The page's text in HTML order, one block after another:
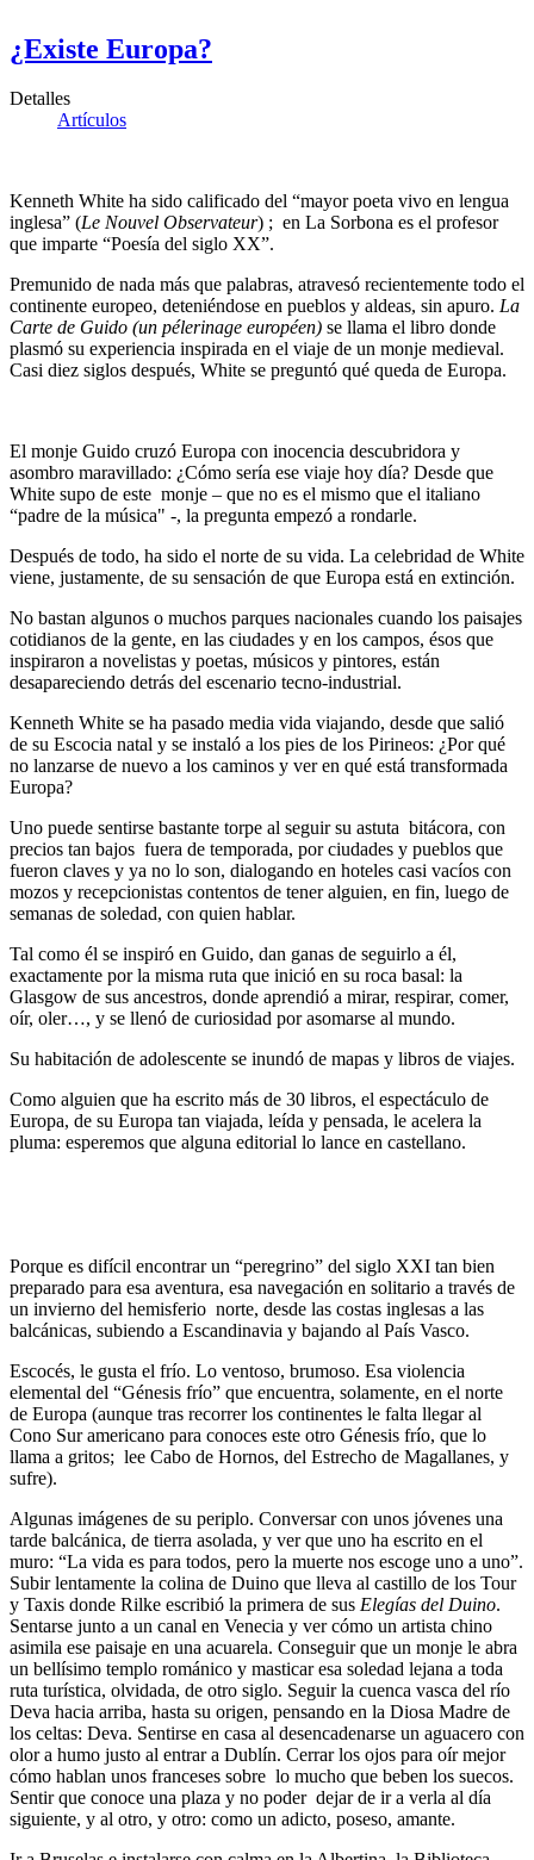
¿Existe Europa?
Detalles
Artículos
Kenneth White ha sido calificado del “mayor poeta vivo en lengua
inglesa” (Le Nouvel Observateur) ; en La Sorbona es el profesor
que imparte “Poesía del siglo XX”.
Premunido de nada más que palabras, atravesó recientemente todo el
continente europeo, deteniéndose en pueblos y aldeas, sin apuro. La
Carte de Guido (un pélerinage européen) se llama el libro donde
plasmó su experiencia inspirada en el viaje de un monje medieval.
Casi diez siglos después, White se preguntó qué queda de Europa.
El monje Guido cruzó Europa con inocencia descubridora y
asombro maravillado: ¿Cómo sería ese viaje hoy día? Desde que
White supo de este monje – que no es el mismo que el italiano
“padre de la música" -, la pregunta empezó a rondarle.
Después de todo, ha sido el norte de su vida. La celebridad de White
viene, justamente, de su sensación de que Europa está en extinción.
No bastan algunos o muchos parques nacionales cuando los paisajes
cotidianos de la gente, en las ciudades y en los campos, ésos que
inspiraron a novelistas y poetas, músicos y pintores, están
desapareciendo detrás del escenario tecno-industrial.
Kenneth White se ha pasado media vida viajando, desde que salió
de su Escocia natal y se instaló a los pies de los Pirineos: ¿Por qué
no lanzarse de nuevo a los caminos y ver en qué está transformada
Europa?
Uno puede sentirse bastante torpe al seguir su astuta bitácora, con
precios tan bajos fuera de temporada, por ciudades y pueblos que
fueron claves y ya no lo son, dialogando en hoteles casi vacíos con
mozos y recepcionistas contentos de tener alguien, en fin, luego de
semanas de soledad, con quien hablar.
Tal como él se inspiró en Guido, dan ganas de seguirlo a él,
exactamente por la misma ruta que inició en su roca basal: la
Glasgow de sus ancestros, donde aprendió a mirar, respirar, comer,
oír, oler…, y se llenó de curiosidad por asomarse al mundo.
Su habitación de adolescente se inundó de mapas y libros de viajes.
Como alguien que ha escrito más de 30 libros, el espectáculo de
Europa, de su Europa tan viajada, leída y pensada, le acelera la
pluma: esperemos que alguna editorial lo lance en castellano.
Porque es difícil encontrar un “peregrino” del siglo XXI tan bien
preparado para esa aventura, esa navegación en solitario a través de
un invierno del hemisferio norte, desde las costas inglesas a las
balcánicas, subiendo a Escandinavia y bajando al País Vasco.
Escocés, le gusta el frío. Lo ventoso, brumoso. Esa violencia
elemental del “Génesis frío” que encuentra, solamente, en el norte
de Europa (aunque tras recorrer los continentes le falta llegar al
Cono Sur americano para conoces este otro Génesis frío, que lo
llama a gritos; lee Cabo de Hornos, del Estrecho de Magallanes, y
sufre).
Algunas imágenes de su periplo. Conversar con unos jóvenes una
tarde balcánica, de tierra asolada, y ver que uno ha escrito en el
muro: “La vida es para todos, pero la muerte nos escoge uno a uno”.
Subir lentamente la colina de Duino que lleva al castillo de los Tour
y Taxis donde Rilke escribió la primera de sus Elegías del Duino.
Sentarse junto a un canal en Venecia y ver cómo un artista chino
asimila ese paisaje en una acuarela. Conseguir que un monje le abra
un bellísimo templo románico y masticar esa soledad lejana a toda
ruta turística, olvidada, de otro siglo. Seguir la cuenca vasca del río
Deva hacia arriba, hasta su origen, pensando en la Diosa Madre de
los celtas: Deva. Sentirse en casa al desencadenarse un aguacero con
olor a humo justo al entrar a Dublín. Cerrar los ojos para oír mejor
cómo hablan unos franceses sobre lo mucho que beben los suecos.
Sentir que conoce una plaza y no poder dejar de ir a verla al día
siguiente, y al otro, y otro: como un adicto, poseso, amante.